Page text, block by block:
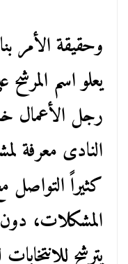
وحقيقة الأمر
يعلو اسم
رجل الأعمال
النادى معرفة
كثيراً التواصل
المشكلات،
يترشح